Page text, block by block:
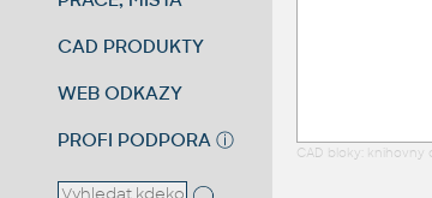
CAD PRODUKTY
WEB ODKAZY
PROFI PODPORA ⓘ
CAD bloky: